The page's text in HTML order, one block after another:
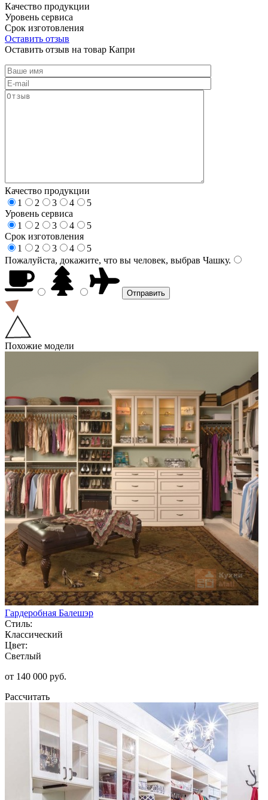
Качество продукции
Уровень сервиса
Срок изготовления
Оставить отзыв
Оставить отзыв на товар Капри
Качество продукции
1
2 3 4
5
Уровень сервиса
1
2 3 4
5
Срок изготовления
1
2 3 4
5
Пожалуйста, докажите, что вы человек, выбрав Чашку.
Похожие модели
Гардеробная Балешэр
Стиль:
Классический
Цвет:
Светлый
от 140 000 руб.
Рассчитать